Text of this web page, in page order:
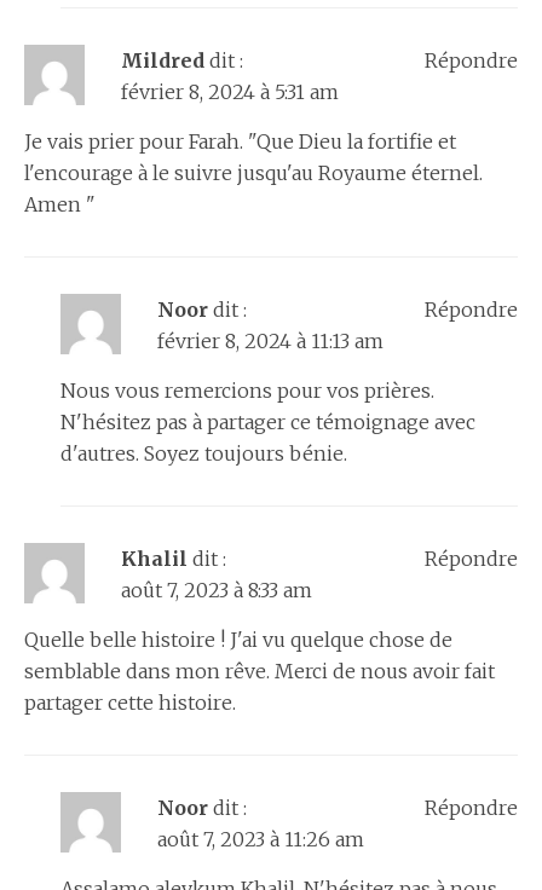
Mildred dit :
février 8, 2024 à 5:31 am
Je vais prier pour Farah. "Que Dieu la fortifie et
l'encourage à le suivre jusqu'au Royaume éternel.
Amen "
Répondre
Noor dit :
février 8, 2024 à 11:13 am
Nous vous remercions pour vos prières.
N'hésitez pas à partager ce témoignage avec
d'autres. Soyez toujours bénie.
Répondre
Khalil dit :
août 7, 2023 à 8:33 am
Quelle belle histoire ! J'ai vu quelque chose de
semblable dans mon rêve. Merci de nous avoir fait
partager cette histoire.
Répondre
Noor dit :
août 7, 2023 à 11:26 am
Répondre